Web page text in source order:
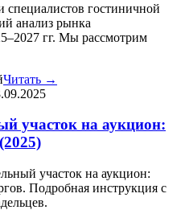
специалистов гостиничной
анализ рынка
гг. Мы рассмотрим
Читать →
участок на аукцион:
участок на аукцион:
Подробная инструкция с